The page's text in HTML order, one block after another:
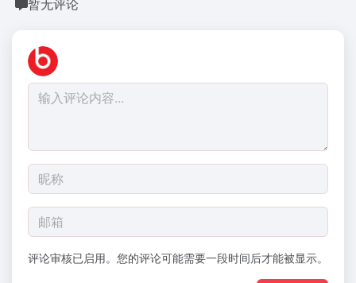
评论审核已启用。您的评论可能需要一段时间后才能被显示。